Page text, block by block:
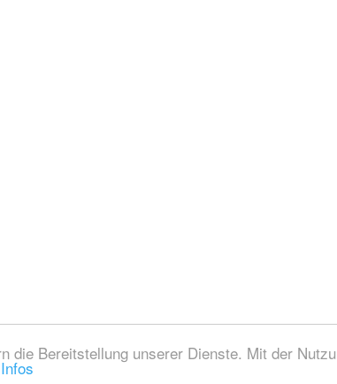
die Bereitstellung unserer Dienste. Mit der